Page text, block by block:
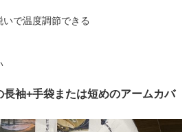
で温度調節できる
袖+手袋または短めのアームカバ